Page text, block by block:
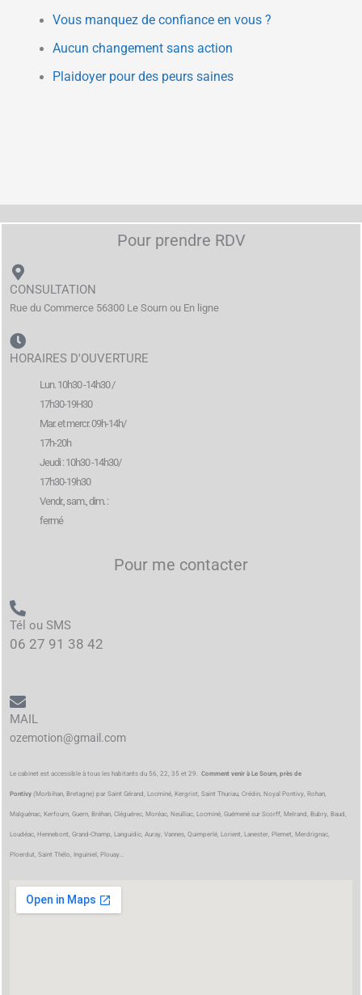
Vous manquez de confiance en vous ?
Aucun changement sans action
Plaidoyer pour des peurs saines
Pour prendre RDV
CONSULTATION
Rue du Commerce 56300 Le Sourn ou En ligne
HORAIRES D'OUVERTURE
Lun. 10h30 -14h30 /
17h30-19H30
Mar. et mercr. 09h-14h/
17h-20h
Jeudi : 10h30 -14h30/
17h30-19h30
Vendr., sam., dim. :
fermé
Pour me contacter
Tél ou SMS
06 27 91 38 42
MAIL
ozemotion@gmail.com
Le cabinet est accessible à tous les habitants du 56, 22, 35 et 29. Comment venir à Le Sourn, près de
Pontivy (Morbihan, Bretagne) par Saint Gérand, Locminé, Kergrist, Saint Thuriau, Crédin, Noyal Pontivy, Rohan,
Malguénac, Kerfourn, Guern, Bréhan, Cléguérec, Moréac, Neulliac, Locminé, Guémené sur Scorff, Melrand, Bubry, Baud,
Loudéac, Hennebont, Grand-Champ, Languidic, Auray, Vannes, Quimperlé, Lorient, Lanester, Plemet, Merdrignac,
Ploerdut, Saint Thélo, Inguiniel, Plouay…